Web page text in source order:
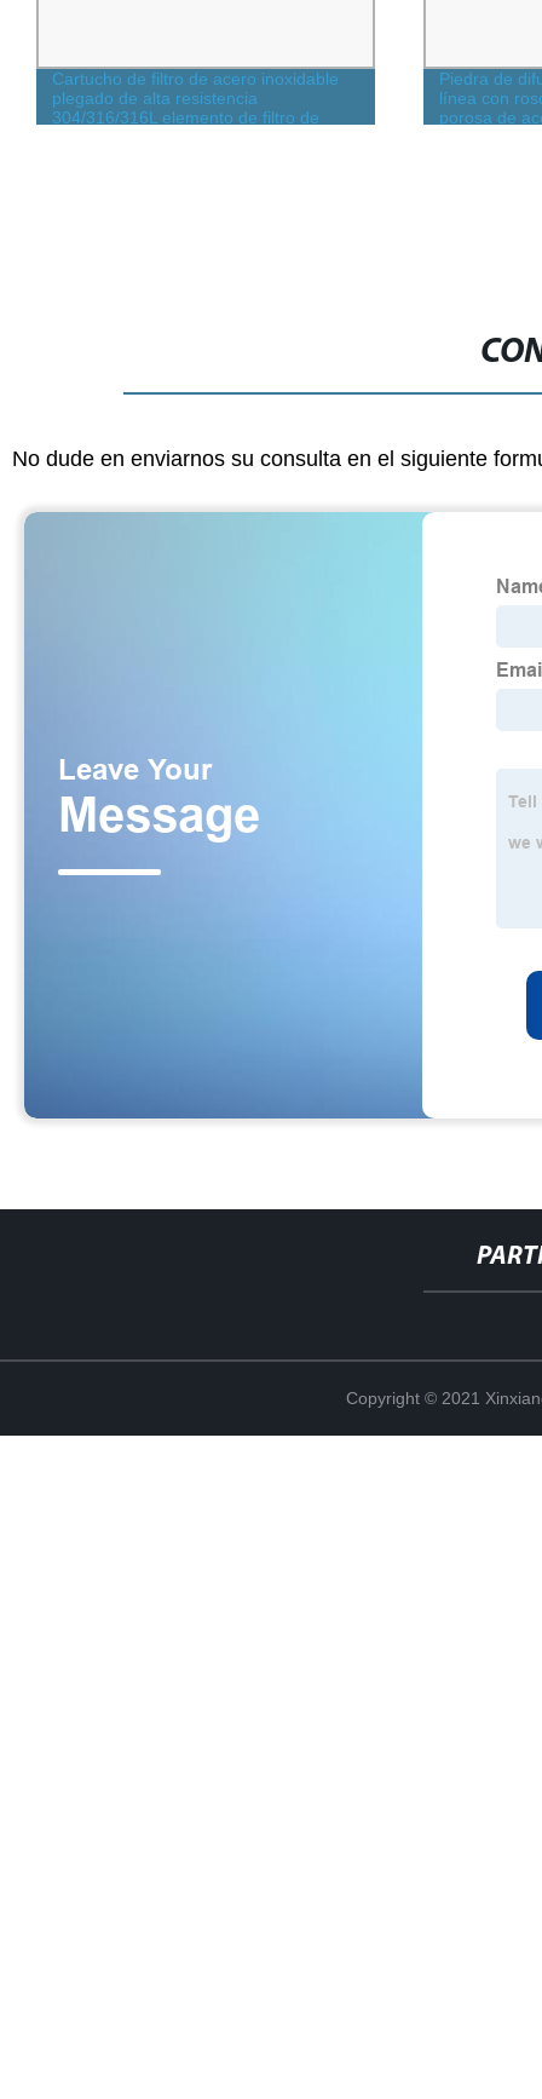
Cartucho de filtro de acero inoxidable
plegado de alta resistencia
304/316/316L elemento de filtro de
Piedra de
línea con
porosa de
No dude en enviarnos su consulta en el siguiente
Copyright © 2021